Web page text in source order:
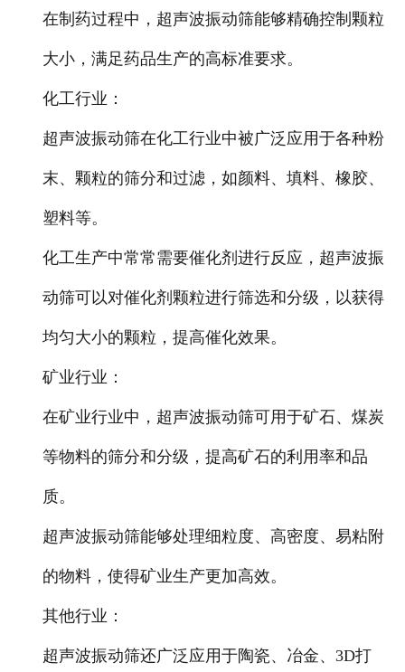
在制药过程中，超声波振动筛能够精确控制颗粒
大小，满足药品生产的高标准要求。
化工行业：
超声波振动筛在化工行业中被广泛应用于各种粉
末、颗粒的筛分和过滤，如颜料、填料、橡胶、
塑料等。
化工生产中常常需要催化剂进行反应，超声波振
动筛可以对催化剂颗粒进行筛选和分级，以获得
均匀大小的颗粒，提高催化效果。
矿业行业：
在矿业行业中，超声波振动筛可用于矿石、煤炭
等物料的筛分和分级，提高矿石的利用率和品
质。
超声波振动筛能够处理细粒度、高密度、易粘附
的物料，使得矿业生产更加高效。
其他行业：
超声波振动筛还广泛应用于陶瓷、冶金、3D打